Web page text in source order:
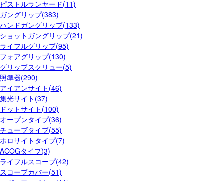
ピストルランヤード(11)
ガングリップ(383)
ハンドガングリップ(133)
ショットガングリップ(21)
ライフルグリップ(95)
フォアグリップ(130)
グリップスクリュー(5)
照準器(290)
アイアンサイト(46)
集光サイト(37)
ドットサイト(100)
オープンタイプ(36)
チューブタイプ(55)
ホロサイトタイプ(7)
ACOGタイプ(3)
ライフルスコープ(42)
スコープカバー(51)